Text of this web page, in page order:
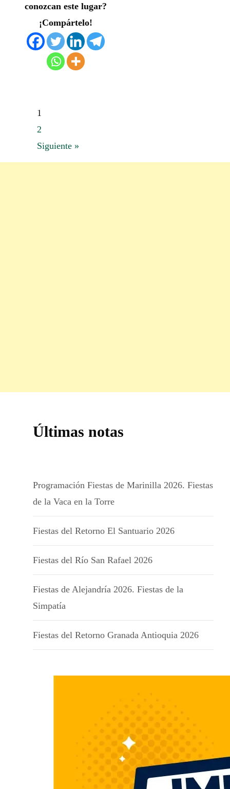
conozcan este lugar?
¡Compártelo!
1
2
Siguiente »
Últimas notas
Programación Fiestas de Marinilla 2026. Fiestas
de la Vaca en la Torre
Fiestas del Retorno El Santuario 2026
Fiestas del Río San Rafael 2026
Fiestas de Alejandría 2026. Fiestas de la
Simpatía
Fiestas del Retorno Granada Antioquia 2026